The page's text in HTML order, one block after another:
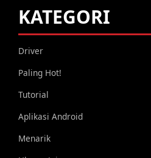
KATEGORI
Driver
Paling Hot!
Tutorial
Aplikasi Android
Menarik